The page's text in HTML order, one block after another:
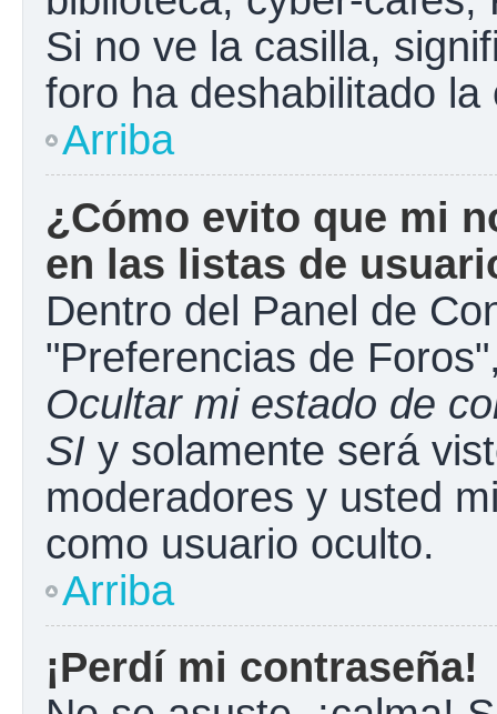
Si no ve la casilla,
foro ha deshabilitado la
Arriba
¿Cómo evito que mi
en las listas de
Dentro del Panel de
"Preferencias de
Ocultar mi estado de
SI y solamente será
moderadores y usted
como usuario oculto.
Arriba
¡Perdí mi contraseña!